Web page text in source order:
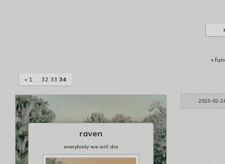
»
« 1 … 32 33 34
2023-02-
raven
everybody we will die